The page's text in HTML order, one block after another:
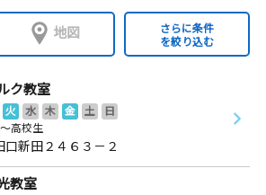
地図
さらに条件
を絞り込む
ク教室
火 水 木 金 土
日
高校生
新田２４６３－２
教室